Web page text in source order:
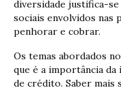
diversidade justifica-
sociais envolvidos nas
penhorar e cobrar.
Os temas abordados
que é a importância da
de crédito. Saber mais